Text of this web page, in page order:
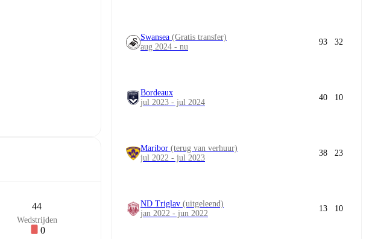
44
Wedstrijden
0
Swansea (Gratis transfer)
aug 2024 - nu
93 32
Bordeaux
jul 2023 - jul 2024
40 10
Maribor (terug van verhuur)
jul 2022 - jul 2023
38 23
ND Triglav (uitgeleend)
jan 2022 - jun 2022
13 10